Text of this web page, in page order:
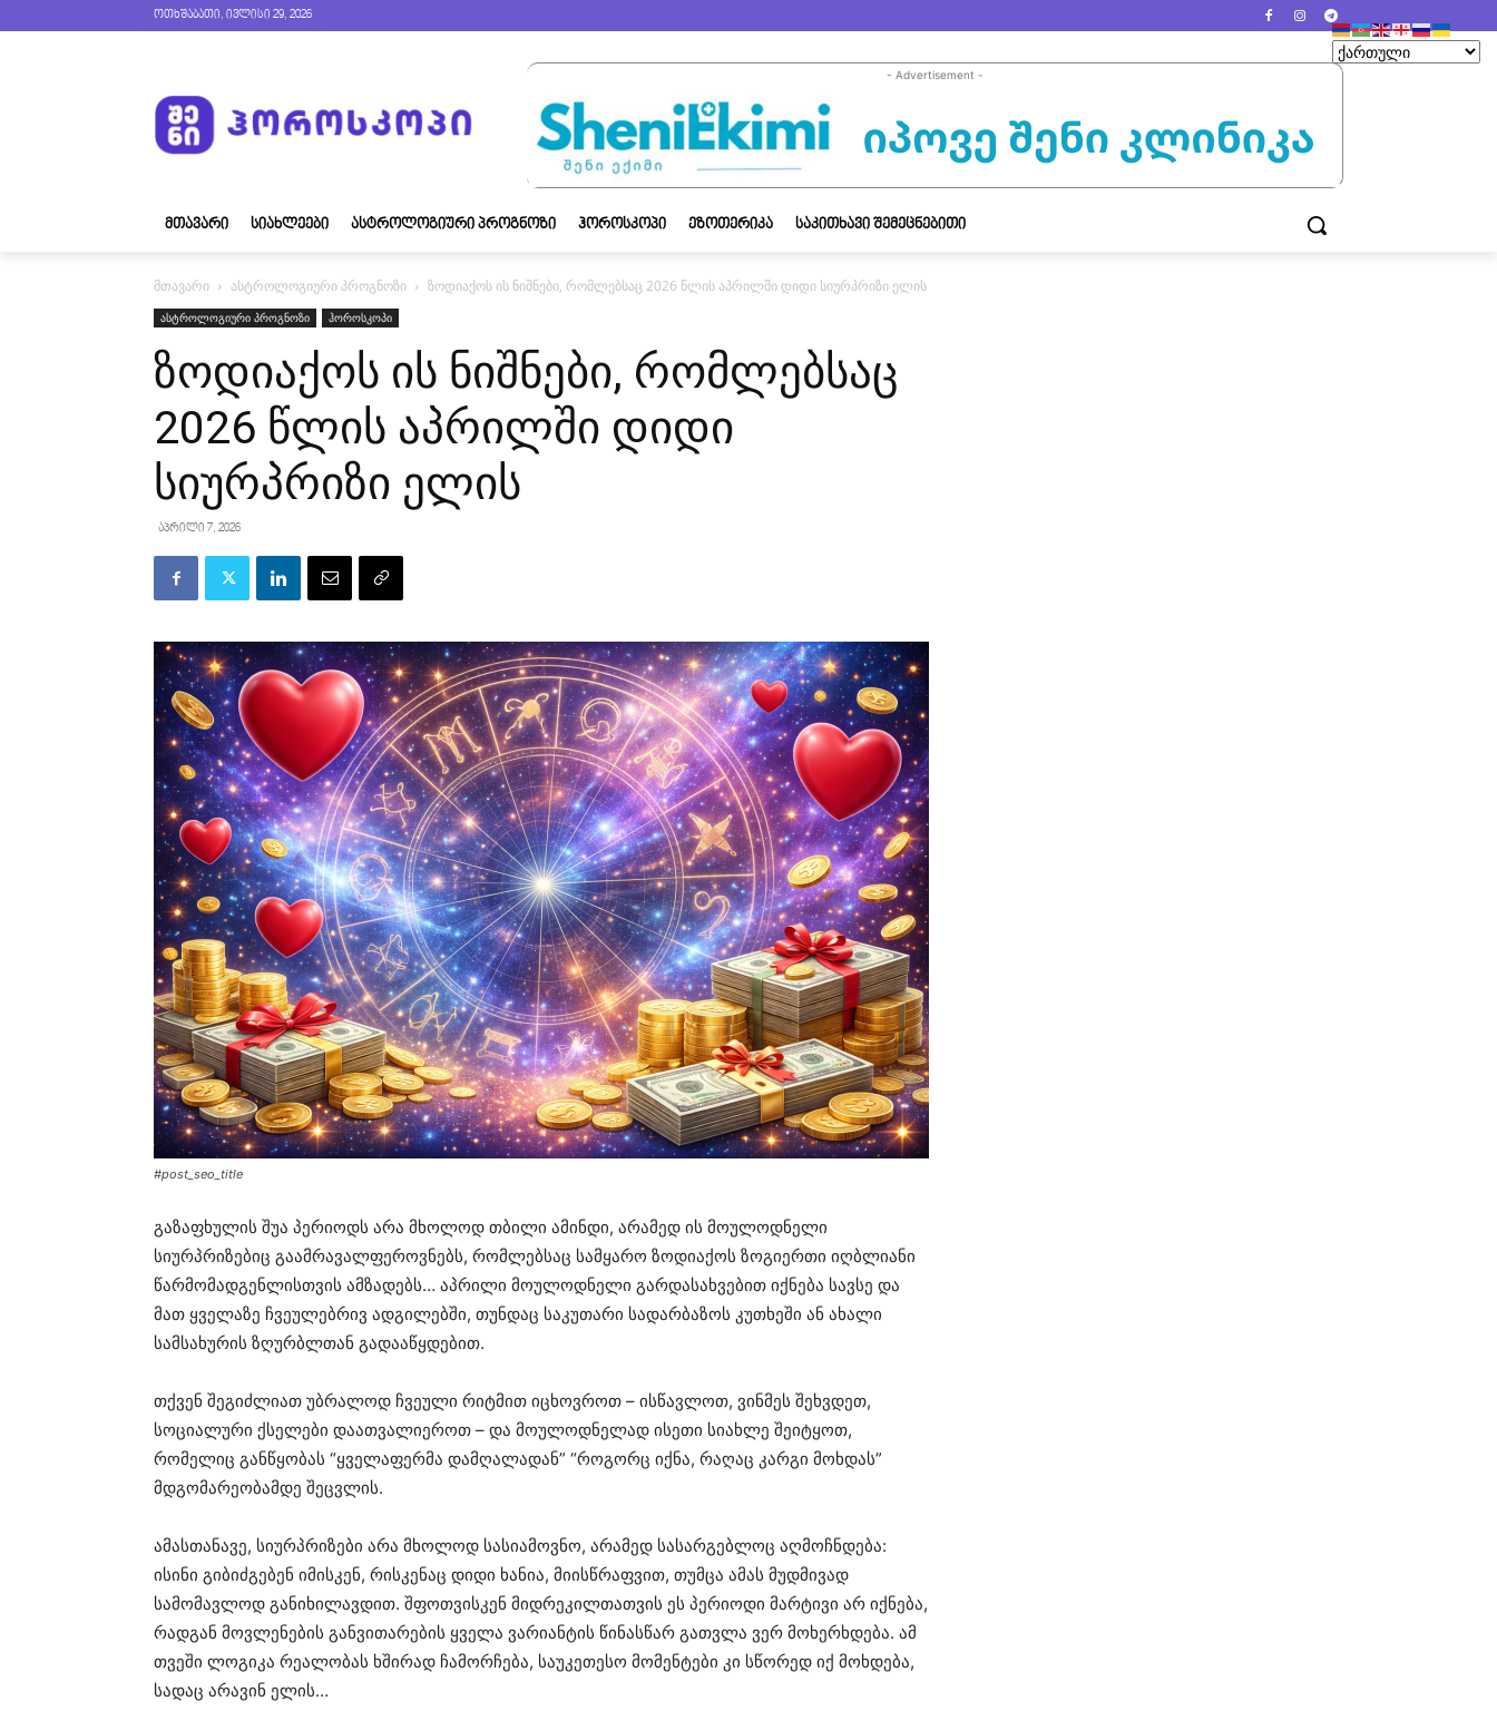
ოთხშაბათი, ივლისი 29, 2026
- Advertisement -
ᲛᲗᲐᲕᲐᲠᲘ ᲡᲘᲐᲮᲚᲔᲔᲑᲘ ᲐᲡᲢᲠᲝᲚᲝᲒᲘᲣᲠᲘ ᲞᲠᲝᲒᲜᲝᲖᲘ ᲰᲝᲠᲝᲡᲙᲝᲞᲘ ᲔᲖᲝᲗᲔᲠᲘᲙᲐ ᲡᲐᲙᲘᲗᲮᲐᲕᲘ ᲨᲔᲛᲔᲪᲜᲔᲑᲘᲗᲘ
მთავარი ასტროლოგიური პროგნოზი ​ზოდიაქოს ის ნიშნები, რომლებსაც 2026 წლის აპრილში დიდი სიურპრიზი ელის
ასტროლოგიური პროგნოზი ჰოროსკოპი
​ზოდიაქოს ის ნიშნები, რომლებსაც
2026 წლის აპრილში დიდი
სიურპრიზი ელის
აპრილი 7, 2026
#post_seo_title
გაზაფხულის შუა პერიოდს არა მხოლოდ თბილი ამინდი, არამედ ის მოულოდნელი
სიურპრიზებიც გაამრავალფეროვნებს, რომლებსაც სამყარო ზოდიაქოს ზოგიერთი იღბლიანი
წარმომადგენლისთვის ამზადებს… აპრილი მოულოდნელი გარდასახვებით იქნება სავსე და
მათ ყველაზე ჩვეულებრივ ადგილებში, თუნდაც საკუთარი სადარბაზოს კუთხეში ან ახალი
სამსახურის ზღურბლთან გადააწყდებით.
თქვენ შეგიძლიათ უბრალოდ ჩვეული რიტმით იცხოვროთ – ისწავლოთ, ვინმეს შეხვდეთ,
სოციალური ქსელები დაათვალიეროთ – და მოულოდნელად ისეთი სიახლე შეიტყოთ,
რომელიც განწყობას “ყველაფერმა დამღალადან” “როგორც იქნა, რაღაც კარგი მოხდას”
მდგომარეობამდე შეცვლის.
ამასთანავე, სიურპრიზები არა მხოლოდ სასიამოვნო, არამედ სასარგებლოც აღმოჩნდება:
ისინი გიბიძგებენ იმისკენ, რისკენაც დიდი ხანია, მიისწრაფვით, თუმცა ამას მუდმივად
სამომავლოდ განიხილავდით. ​შფოთვისკენ მიდრეკილთათვის ეს პერიოდი მარტივი არ იქნება,
რადგან მოვლენების განვითარების ყველა ვარიანტის წინასწარ გათვლა ვერ მოხერხდება. ამ
თვეში ლოგიკა რეალობას ხშირად ჩამორჩება, საუკეთესო მომენტები კი სწორედ იქ მოხდება,
სადაც არავინ ელის…